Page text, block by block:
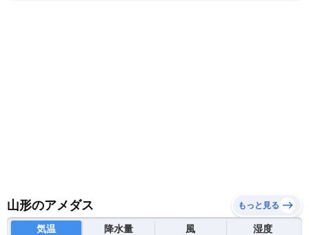
山形のアメダス もっと見る
気温 降水量 風 湿度